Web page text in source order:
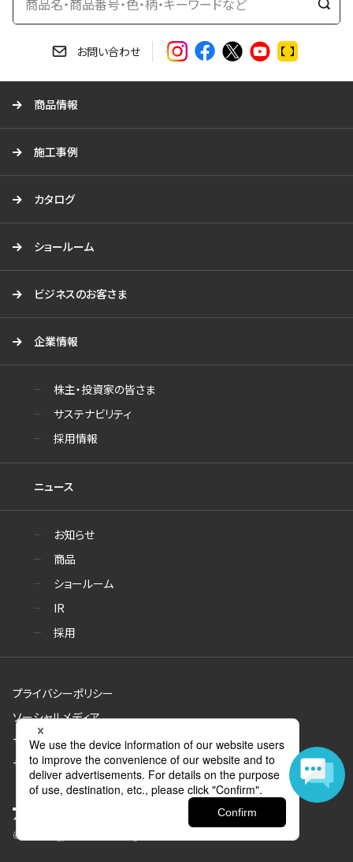
検
お問い合わせ
商品情報
施工事例
カタログ
ショールーム
ビジネスのお客さま
企業情報
株主・投資家の皆さま
サステナビリティ
採用情報
ニュース
お知らせ
商品
ショールーム
IR
採用
プライバシーポリシー
ソーシャルメディア
サイトのご利用について
サイトマップ
© Aica Kogyo Co., Ltd. all rights reserved.